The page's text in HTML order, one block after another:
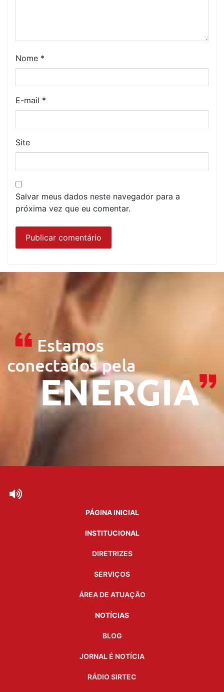
Nome *
E-mail *
Site
Salvar meus dados neste navegador para a
próxima vez que eu comentar.
PÁGINA INICIAL
INSTITUCIONAL
DIRETRIZES
SERVIÇOS
ÁREA DE ATUAÇÃO
NOTÍCIAS
BLOG
JORNAL É NOTÍCIA
RÁDIO SIRTEC